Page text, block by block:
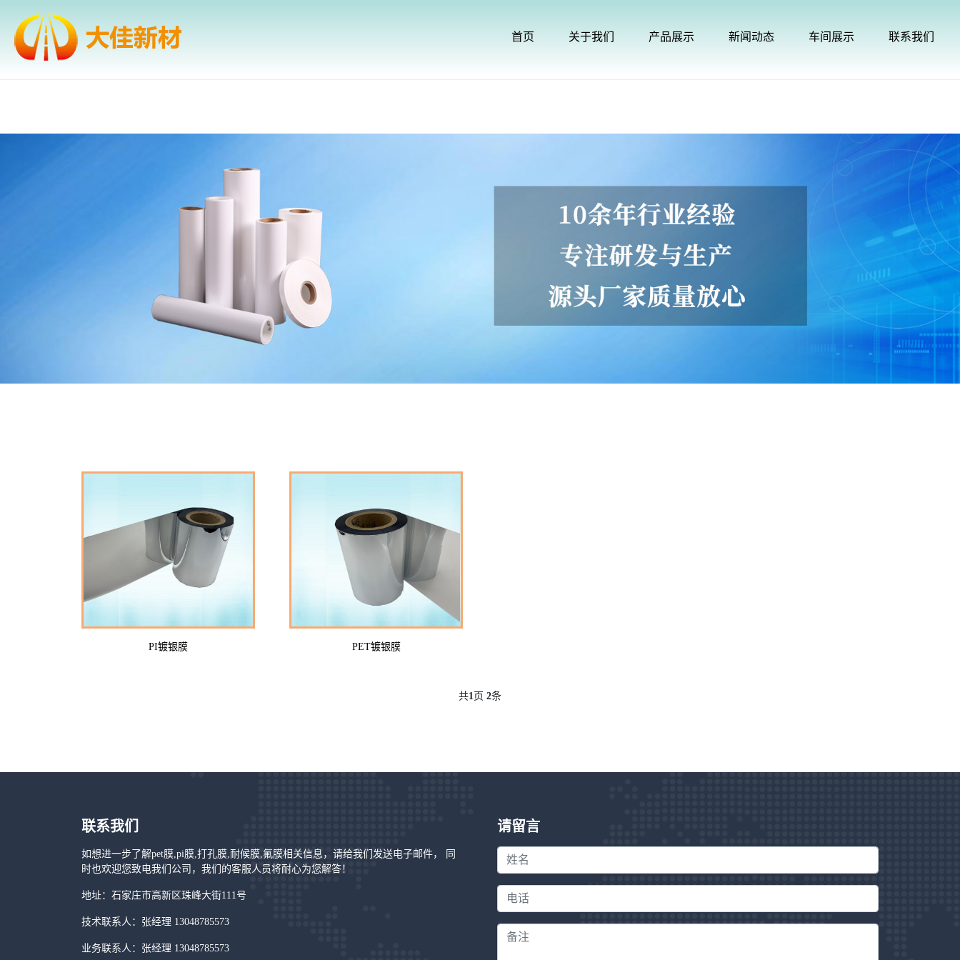
首页 关于我们 产品展示 新闻动态 车间展示 联系我们
PI镀银膜 PET镀银膜
共1页 2条
联系我们
如想进一步了解pet膜,pi膜,打孔膜,耐候膜,氟膜相关信息，请给我们发送电子邮件， 同
时也欢迎您致电我们公司，我们的客服人员将耐心为您解答！
地址：石家庄市高新区珠峰大街111号
技术联系人：张经理 13048785573
业务联系人：张经理 13048785573
请留言